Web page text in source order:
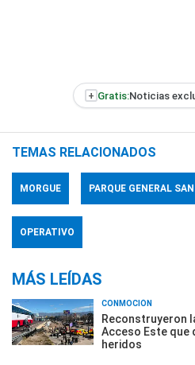
+ Gratis:Noticias
TEMAS RELACIONADOS
MORGUE PARQUE GENERAL
OPERATIVO
MÁS LEÍDAS
CONMOCIÓN
Reconstruyeron
Acceso Este que
heridos